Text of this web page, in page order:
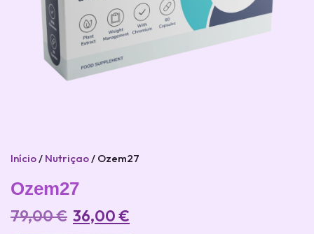
Início/ Nutriçao/ Ozem27
Ozem27
79,00€ 36,00€